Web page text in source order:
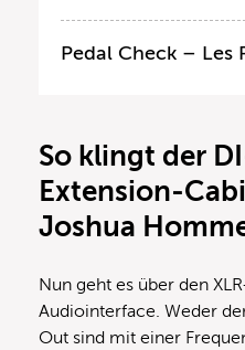
Pedal Check – Les
So klingt der
Extension-
Joshua
Nun geht es über den
Audiointerface. Weder
Out sind mit einer